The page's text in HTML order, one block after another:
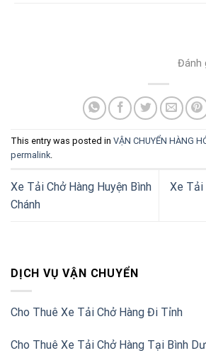
DỊCH VỤ VẬN CHUYỂN
Cho Thuê Xe Tải Chở Hàng Đi Tỉnh
Cho Thuê Xe Tải Chở Hàng Tại Bình
Đánh
This entry was posted in VẬN CHUYỂN HÀNG
permalink.
Xe Tải Chở Hàng Huyện Bình
Chánh
Xe Tải